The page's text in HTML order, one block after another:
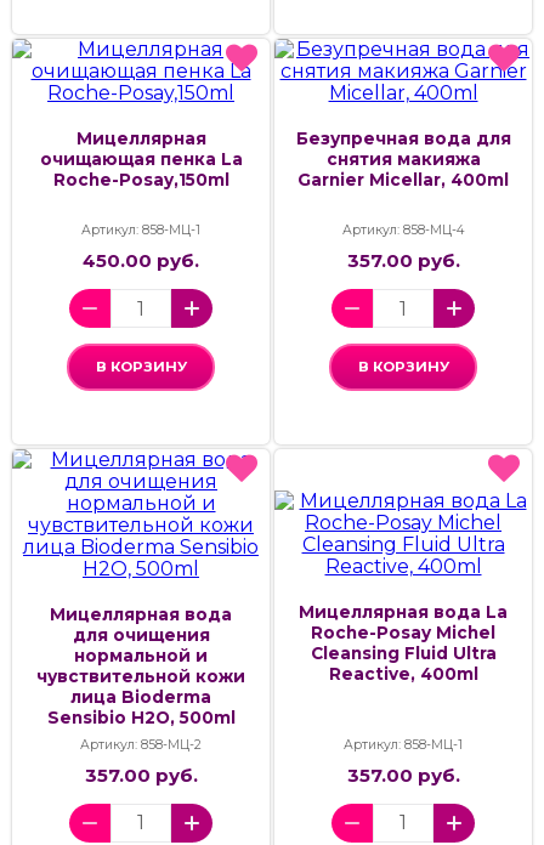
Мицеллярная
очищающая пенка La
Roche-Posay,150ml
Артикул: 858-МЦ-1
450.00 руб.
В КОРЗИНУ
Безупречная вода для
снятия макияжа
Garnier Micellar, 400ml
Артикул: 858-МЦ-4
357.00 руб.
В КОРЗИНУ
Мицеллярная вода
для очищения
нормальной и
чувствительной кожи
лица Bioderma
Sensibio H2O, 500ml
Артикул: 858-МЦ-2
357.00 руб.
Мицеллярная вода La
Roche-Posay Michel
Cleansing Fluid Ultra
Reactive, 400ml
Артикул: 858-МЦ-1
357.00 руб.